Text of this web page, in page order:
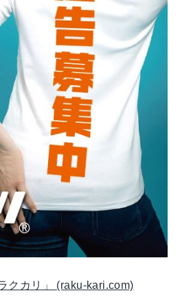
クカリ」 (raku-kari.com)